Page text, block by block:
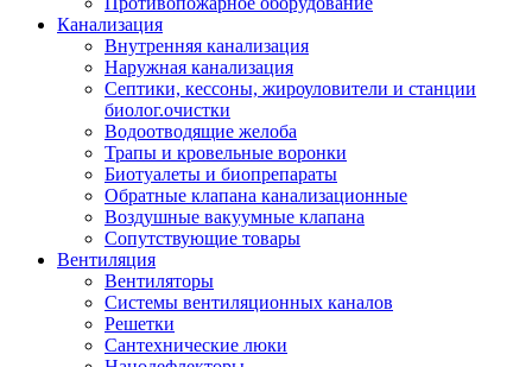
Канализация
Внутренняя канализация
Наружная канализация
Септики, кессоны, жироуловители и станции
биолог.очистки
Водоотводящие желоба
Трапы и кровельные воронки
Биотуалеты и биопрепараты
Обратные клапана канализационные
Воздушные вакуумные клапана
Сопутствующие товары
Вентиляция
Вентиляторы
Системы вентиляционных каналов
Решетки
Сантехнические люки